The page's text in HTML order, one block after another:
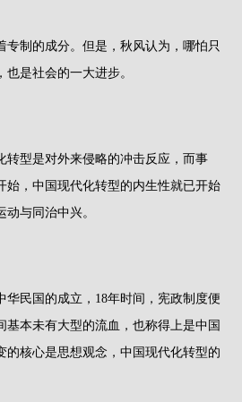
专制的成分。但是，秋风认为，哪怕只
是社会的一大进步。
转型是对外来侵略的冲击反应，而事
始，中国现代化转型的内生性就已开始
与同治中兴。
民国的成立， 18年时间，宪政制度便
基本未有大型的流血，也称得上是中国
的核心是思想观念，中国现代化转型的